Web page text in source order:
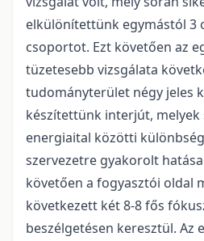
elkülönítettünk egymástól 3
csoportot. Ezt követően az
tüzetesebb vizsgálata
tudományterület négy jeles
készítettünk interjút, melyek
energiaital közötti
szervezetre gyakorolt
követően a fogyasztói oldal
következett két 8-8 fős
beszélgetésen keresztül. Az